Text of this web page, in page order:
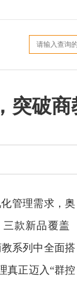
突破
管理需求，奥
三款新品覆盖
系列中全面搭
真正迈入“群控